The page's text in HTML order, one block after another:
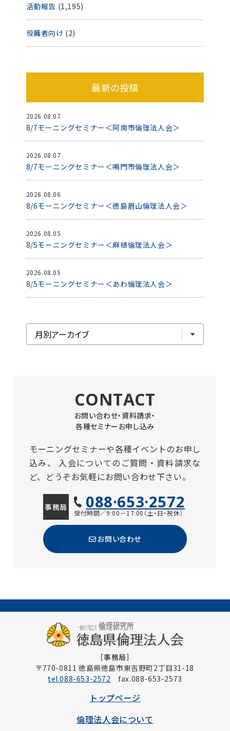
活動報告 (1,195)
役職者向け (2)
最新の投稿
2026.08.07
8/7モーニングセミナー＜阿南市倫理法人会＞
2026.08.07
8/7モーニングセミナー＜鳴門市倫理法人会＞
2026.08.06
8/6モーニングセミナー＜徳島眉山倫理法人会＞
2026.08.05
8/5モーニングセミナー＜麻植倫理法人会＞
2026.08.05
8/5モーニングセミナー＜あわ倫理法人会＞
CONTACT
お問い合わせ・資料請求・
各種セミナーお申し込み
モーニングセミナーや各種イベントのお申し
込み、
入会についてのご質問・資料請求な
ど、どうぞお気軽にお問い合わせ下さい。
事務局 088·653·2572
受付時間／9:00－17:00（土・日・祝休）
お問い合わせ
［事務局］
〒770-0811 徳島県徳島市東吉野町2丁目31-18
tel.088-653-2572 fax.088-653-2573
トップページ
倫理法人会について